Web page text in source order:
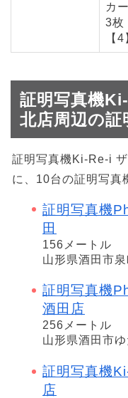
カ
3枚
【
証明写真機
北店周辺の証
証明写真機Ki-Re-i
に、10台の証明写真
証明写真機
田
156メートル
山形県酒田市
証明写真機
酒田店
256メートル
山形県酒田市
証明写真機
店